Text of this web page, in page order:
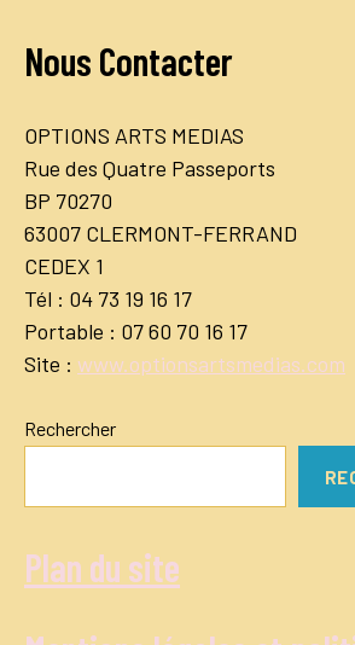
Nous Contacter
OPTIONS ARTS MEDIAS
Rue des Quatre Passeports
BP 70270
63007 CLERMONT-FERRAND
CEDEX 1
Tél : 04 73 19 16 17
Portable : 07 60 70 16 17
Site : www.optionsartsmedias.com
Rechercher
Plan du site